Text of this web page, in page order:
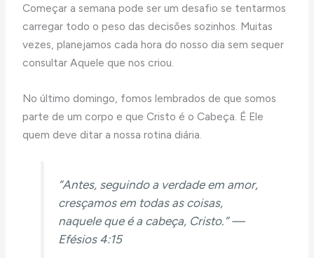
Começar a semana pode ser um desafio se tentarmos
carregar todo o peso das decisões sozinhos. Muitas
vezes, planejamos cada hora do nosso dia sem sequer
consultar Aquele que nos criou.
No último domingo, fomos lembrados de que somos
parte de um corpo e que Cristo é o Cabeça. É Ele
quem deve ditar a nossa rotina diária.
“Antes, seguindo a verdade em amor,
cresçamos em todas as coisas,
naquele que é a cabeça, Cristo.” —
Efésios 4:15